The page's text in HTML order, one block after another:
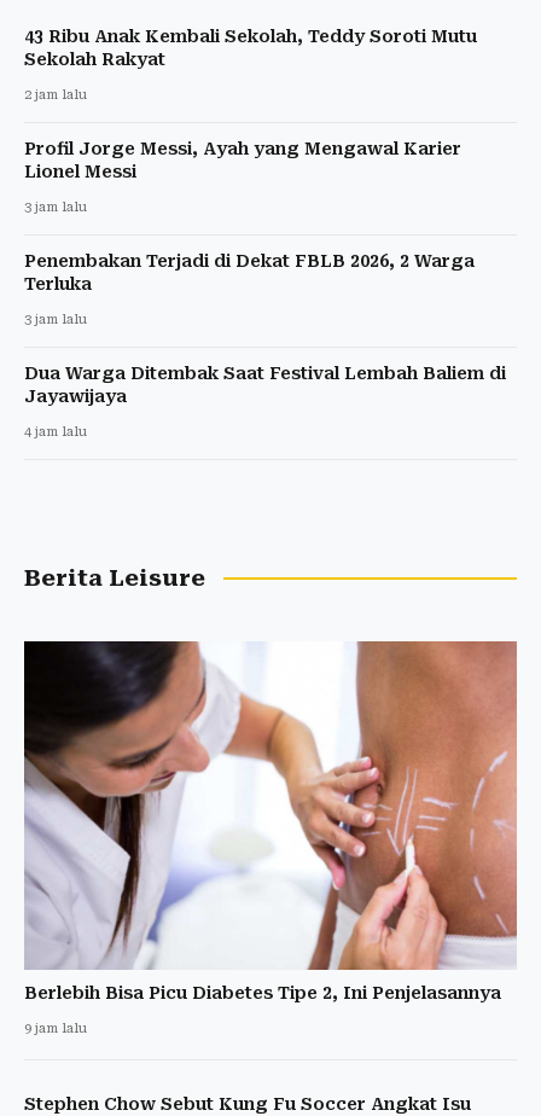
43 Ribu Anak Kembali Sekolah, Teddy Soroti Mutu
Sekolah Rakyat
2 jam lalu
Profil Jorge Messi, Ayah yang Mengawal Karier
Lionel Messi
3 jam lalu
Penembakan Terjadi di Dekat FBLB 2026, 2 Warga
Terluka
3 jam lalu
Dua Warga Ditembak Saat Festival Lembah Baliem di
Jayawijaya
4 jam lalu
Berita Leisure
Berlebih Bisa Picu Diabetes Tipe 2, Ini Penjelasannya
9 jam lalu
Stephen Chow Sebut Kung Fu Soccer Angkat Isu